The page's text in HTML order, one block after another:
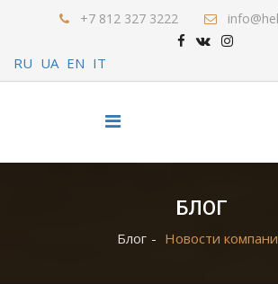
+7 812 327 3222
RU UA EN IT
БЛОГ
Блог Новости